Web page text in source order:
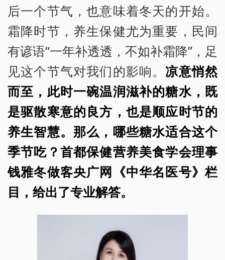
后一个节气，也意味着冬天的开始。
霜降时节，养生保健尤为重要，民间
有谚语“一年补透透，不如补霜降”，足
见这个节气对我们的影响。凉意悄然
而至，此时一碗温润滋补的糖水，既
是驱散寒意的良方，也是顺应时节的
养生智慧。那么，哪些糖水适合这个
季节吃？首都保健营养美食学会理事
钱雅冬做客央广网《中华名医号》栏
目，给出了专业解答。